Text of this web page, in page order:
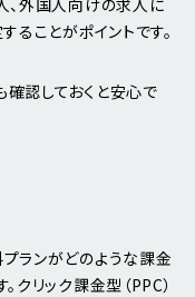
ることがポイントです。
認しておくと安心で
ランがどのような課金
リック課金型（PPC）